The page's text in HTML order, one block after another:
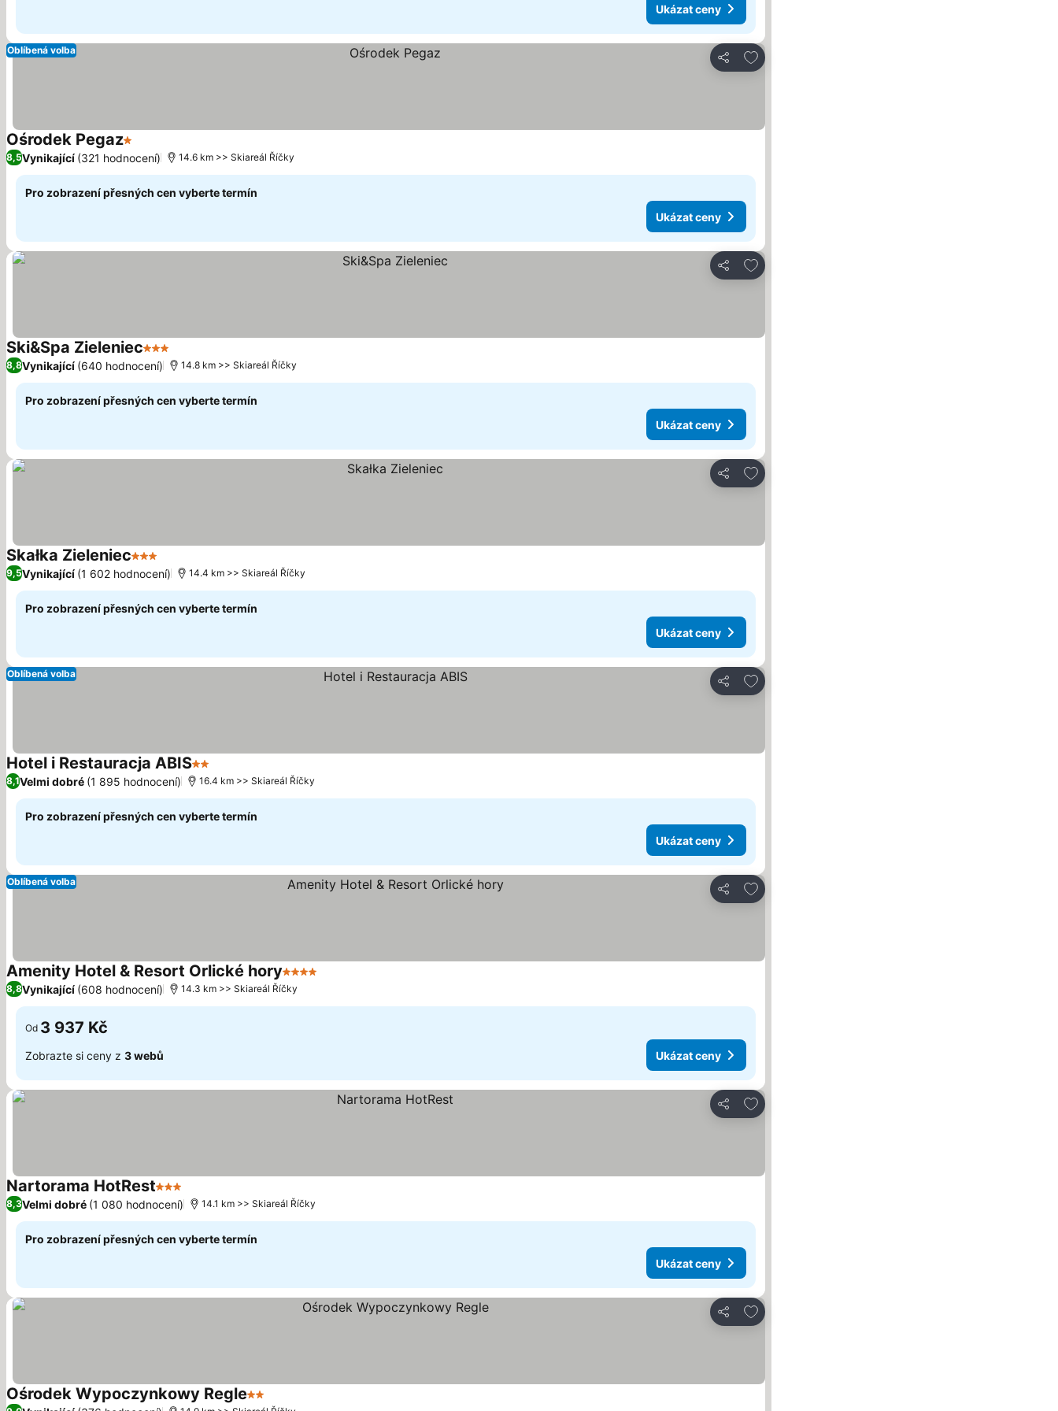
Ukázat ceny
Sdílet
Přidat na seznam oblíbených hotelů
Oblíbená volba
Ośrodek Pegaz1 Počet hvězdiček
8,5Vynikající (321 hodnocení) 14.6 km >> Skiareál Říčky
Pro zobrazení přesných cen vyberte termín
Ukázat ceny
Sdílet
Přidat na seznam oblíbených hotelů
Ski&Spa Zieleniec3 Počet hvězdiček
8,8Vynikající (640 hodnocení) 14.8 km >> Skiareál Říčky
Pro zobrazení přesných cen vyberte termín
Ukázat ceny
Sdílet
Přidat na seznam oblíbených hotelů
Skałka Zieleniec3 Počet hvězdiček
9,5Vynikající (1 602 hodnocení) 14.4 km >> Skiareál Říčky
Pro zobrazení přesných cen vyberte termín
Ukázat ceny
Sdílet
Přidat na seznam oblíbených hotelů
Oblíbená volba
Hotel i Restauracja ABIS2 Počet hvězdiček
8,1Velmi dobré (1 895 hodnocení) 16.4 km >> Skiareál Říčky
Pro zobrazení přesných cen vyberte termín
Ukázat ceny
Sdílet
Přidat na seznam oblíbených hotelů
Oblíbená volba
Amenity Hotel & Resort Orlické hory4 Počet hvězdiček
8,8Vynikající (608 hodnocení) 14.3 km >> Skiareál Říčky
Od 3 937 Kč
Zobrazte si ceny z 3 webů Ukázat ceny
Sdílet
Přidat na seznam oblíbených hotelů
Nartorama HotRest3 Počet hvězdiček
8,3Velmi dobré (1 080 hodnocení) 14.1 km >> Skiareál Říčky
Pro zobrazení přesných cen vyberte termín
Ukázat ceny
Sdílet
Přidat na seznam oblíbených hotelů
Ośrodek Wypoczynkowy Regle2 Počet hvězdiček